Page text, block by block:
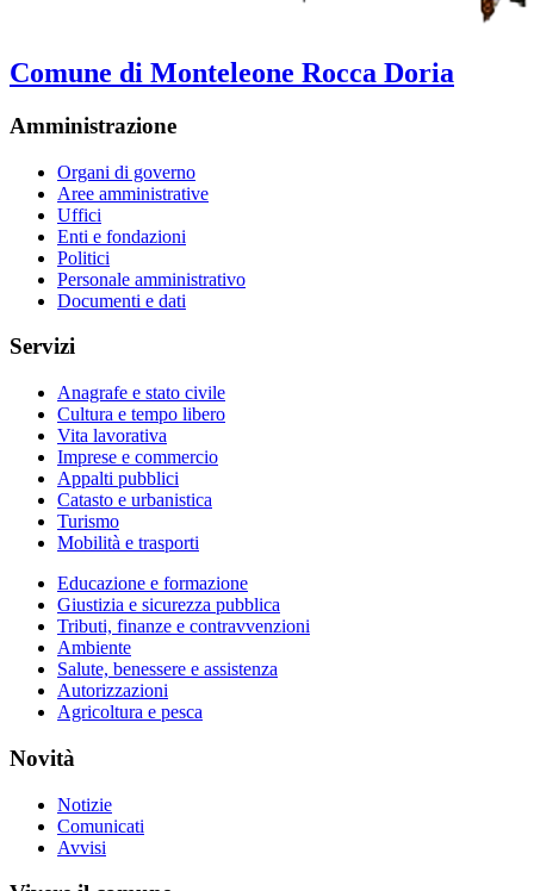
Comune di Monteleone Rocca Doria
Amministrazione
Organi di governo
Aree amministrative
Uffici
Enti e fondazioni
Politici
Personale amministrativo
Documenti e dati
Servizi
Anagrafe e stato civile
Cultura e tempo libero
Vita lavorativa
Imprese e commercio
Appalti pubblici
Catasto e urbanistica
Turismo
Mobilità e trasporti
Educazione e formazione
Giustizia e sicurezza pubblica
Tributi, finanze e contravvenzioni
Ambiente
Salute, benessere e assistenza
Autorizzazioni
Agricoltura e pesca
Novità
Notizie
Comunicati
Avvisi